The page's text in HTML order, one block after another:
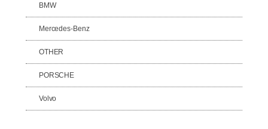
BMW
Mercedes-Benz
OTHER
PORSCHE
Volvo